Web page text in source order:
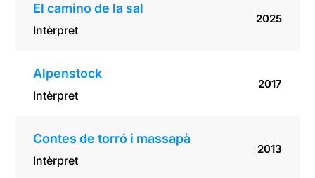
El camino de la sal
Intèrpret
2025
Alpenstock
Intèrpret
2017
Contes de torró i massapà
Intèrpret
2013